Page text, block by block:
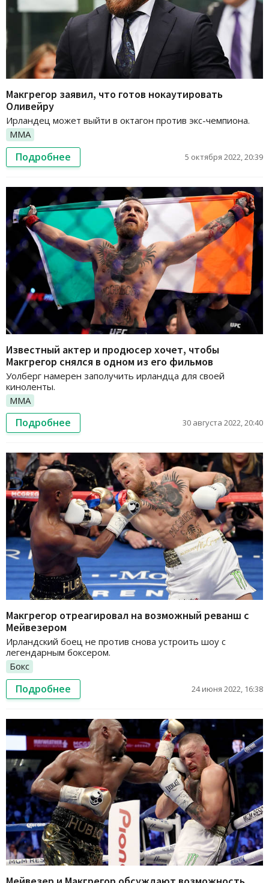
Макгрегор заявил, что готов нокаутировать
Оливейру
Ирландец может выйти в октагон против экс-чемпиона.
ММА
Подробнее 5 октября 2022, 20:39
Известный актер и продюсер хочет, чтобы
Макгрегор снялся в одном из его фильмов
Уолберг намерен заполучить ирландца для своей
киноленты.
ММА
Подробнее 30 августа 2022, 20:40
Макгрегор отреагировал на возможный реванш с
Мейвезером
Ирландский боец не против снова устроить шоу с
легендарным боксером.
Бокс
Подробнее 24 июня 2022, 16:38